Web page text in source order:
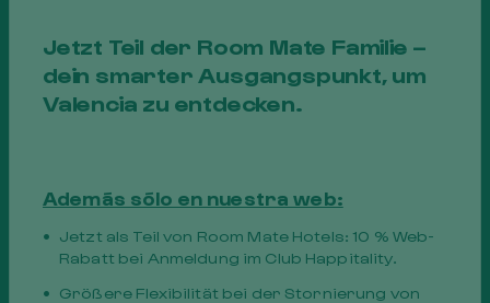
EIN UNVERGLEICHLICHER
KOMFORT
Jetzt Teil der Room Mate Familie –
dein smarter Ausgangspunkt, um
Valencia zu entdecken.
Además sólo en nuestra web:
Jetzt als Teil von Room Mate Hotels: 10 % Web-
Rabatt bei Anmeldung im Club Happitality.
Größere Flexibilität bei der Stornierung von